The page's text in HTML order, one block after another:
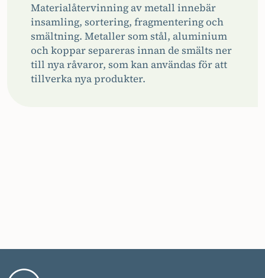
Materialåtervinning av metall innebär
insamling, sortering, fragmentering och
smältning. Metaller som stål, aluminium
och koppar separeras innan de smälts ner
till nya råvaror, som kan användas för att
tillverka nya produkter.